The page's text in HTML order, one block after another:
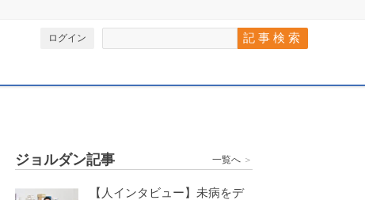
ログイン
ジョルダン記事 一覧へ ＞
【人インタビュー】未病をデ